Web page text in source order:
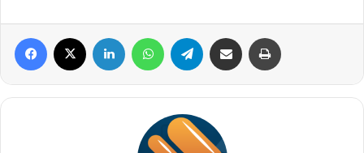
Facebook Linkedin WhatsAppTelegram Compartilhar via e-mail